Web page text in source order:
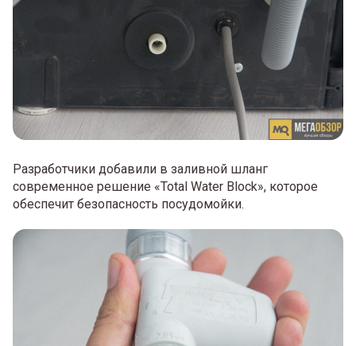
Разработчики добавили в заливной шланг
современное решение «Total Water Block», которое
обеспечит безопасность посудомойки.